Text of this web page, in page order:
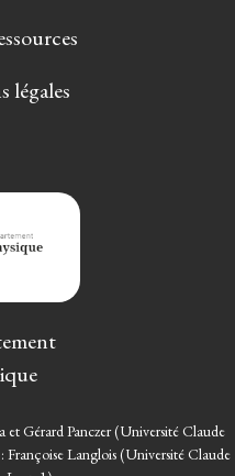
légales
Gérard Panczer (Université Claude
Langlois (Université Claude